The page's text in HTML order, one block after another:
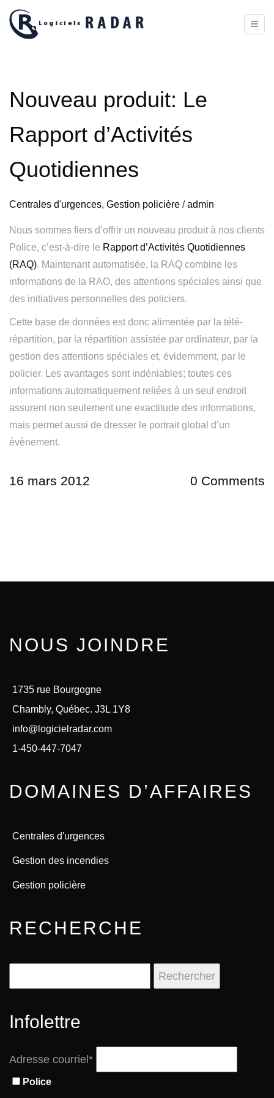
Nouveau produit: Le
Rapport d’Activités
Quotidiennes
Centrales d'urgences, Gestion policière /admin
Nous sommes fiers d’offrir un nouveau produit à nos clients
Police, c’est-à-dire le Rapport d’Activités Quotidiennes
(RAQ). Maintenant automatisée, la RAQ combine les
informations de la RAO, des attentions spéciales ainsi que
des initiatives personnelles des policiers.
Cette base de données est donc alimentée par la télé-
répartition, par la répartition assistée par ordinateur, par la
gestion des attentions spéciales et, évidemment, par le
policier. Les avantages sont indéniables; toutes ces
informations automatiquement reliées à un seul endroit
assurent non seulement une exactitude des informations,
mais permet aussi de dresser le portrait global d’un
évènement.
16 mars 2012 0 Comments
NOUS JOINDRE
1735 rue Bourgogne
Chambly, Québec. J3L 1Y8
info@logicielradar.com
1-450-447-7047
DOMAINES D’AFFAIRES
Centrales d'urgences
Gestion des incendies
Gestion policière
RECHERCHE
Infolettre
Adresse courriel*
Police